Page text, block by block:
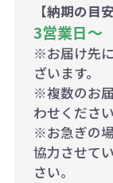
【納期の目安
3営業日〜
※お届け先
ざいます。
※複数のお
わせください
※お急ぎの
協力させて
さい。